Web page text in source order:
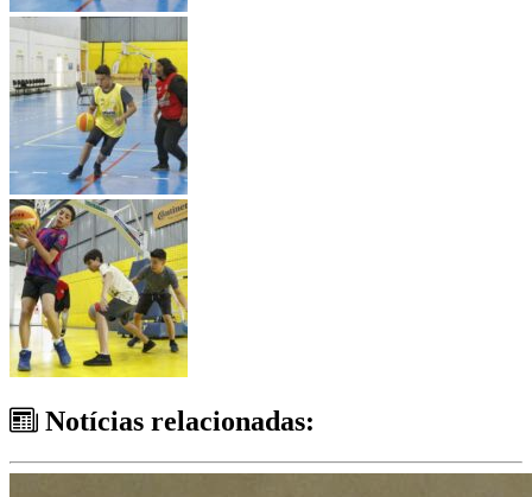
Notícias relacionadas: